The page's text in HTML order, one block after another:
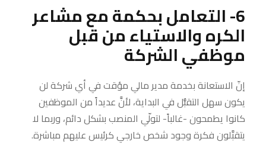
6- التعامل بحكمة مع مشاعر
الكره والاستياء من قبل
موظفي الشركة
إنّ الاستعانة بخدمة مدير مالي مؤقت في أي شركة لن
يكون سهل التقبُّل في البداية، لأنَّ عديداً من الموظفين
كانوا يطمحون -غالباً- لتولّي المنصب بشكل دائم، وربما لا
يتقبَّلون فكرة وجود شخص خارجي كرئيس عليهم مباشرة.